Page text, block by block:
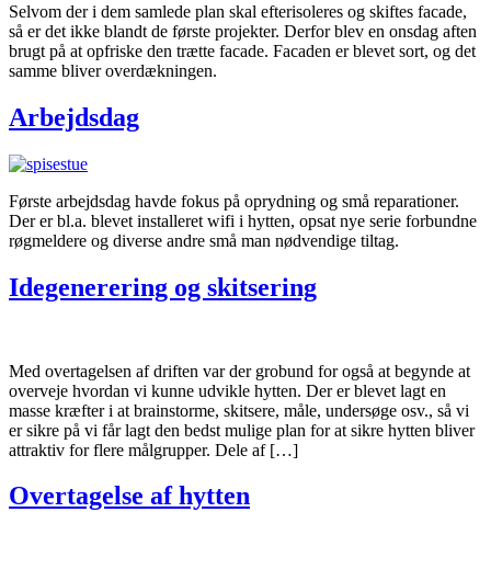
Selvom der i dem samlede plan skal efterisoleres og skiftes facade,
så er det ikke blandt de første projekter. Derfor blev en onsdag aften
brugt på at opfriske den trætte facade. Facaden er blevet sort, og det
samme bliver overdækningen.
Arbejdsdag
Første arbejdsdag havde fokus på oprydning og små reparationer.
Der er bl.a. blevet installeret wifi i hytten, opsat nye serie forbundne
røgmeldere og diverse andre små man nødvendige tiltag.
Idegenerering og skitsering
Med overtagelsen af driften var der grobund for også at begynde at
overveje hvordan vi kunne udvikle hytten. Der er blevet lagt en
masse kræfter i at brainstorme, skitsere, måle, undersøge osv., så vi
er sikre på vi får lagt den bedst mulige plan for at sikre hytten bliver
attraktiv for flere målgrupper. Dele af […]
Overtagelse af hytten